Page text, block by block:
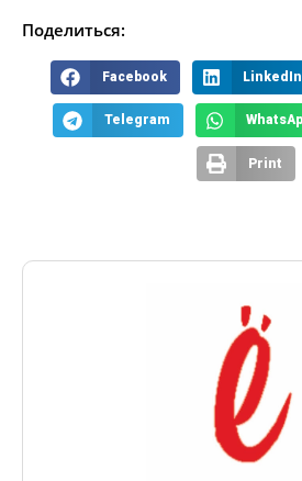
Поделиться:
Facebook LinkedIn
Telegram
Print